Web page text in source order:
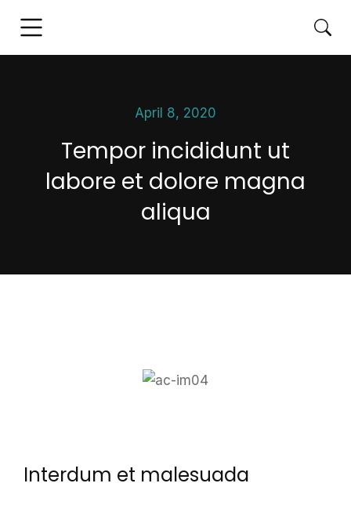
April 8, 2020
Tempor incididunt ut
labore et dolore magna
aliqua
Interdum et malesuada